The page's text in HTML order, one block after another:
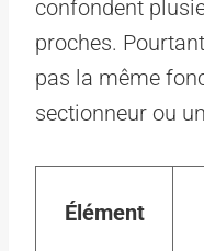
confondent
proches.
pas la même
sectionneur ou
Élément